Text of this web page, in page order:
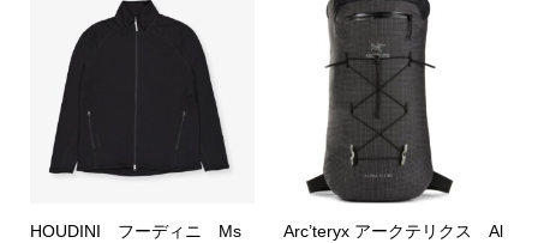
HOUDINI フーディニ Ms
Arc’teryx アークテリクス Al